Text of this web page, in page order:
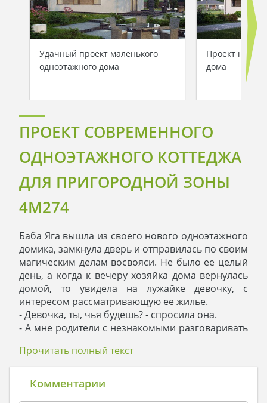
Удачный проект маленького
одноэтажного дома
Проект
дома
ПРОЕКТ СОВРЕМЕННОГО
ОДНОЭТАЖНОГО КОТТЕДЖА
ДЛЯ ПРИГОРОДНОЙ ЗОНЫ
4M274
Баба Яга вышла из своего нового одноэтажного
домика, замкнула дверь и отправилась по своим
магическим делам восвояси. Не было ее целый
день, а когда к вечеру хозяйка дома вернулась
домой, то увидела на лужайке девочку, с
интересом рассматривающую ее жилье.
- Девочка, ты, чья будешь? - спросила она.
- А мне родители с незнакомыми разговаривать
- Так заходи в дом, познакомимся.
- Ем я печенье, и тебя угощу. Проходи смелее, -
Яга отворила дверь.
Прочитать полный текст
Комментарии